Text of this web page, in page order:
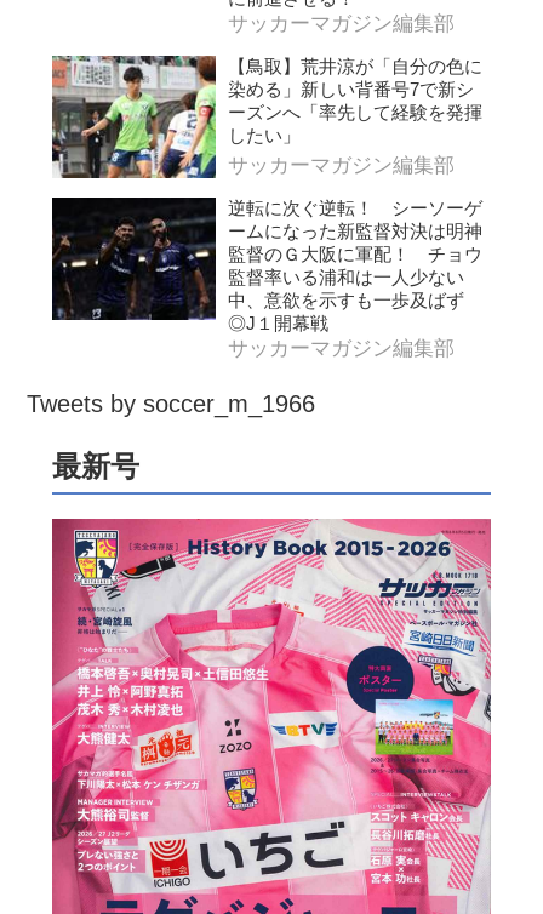
サッカーマガジン編集部
【鳥取】荒井涼が「自分の色に
染める」新しい背番号7で新シ
ーズンへ「率先して経験を発揮
したい」
サッカーマガジン編集部
逆転に次ぐ逆転！ シーソーゲ
ームになった新監督対決は明神
監督のＧ大阪に軍配！ チョウ
監督率いる浦和は一人少ない
中、意欲を示すも一歩及ばず
◎J１開幕戦
サッカーマガジン編集部
Tweets by soccer_m_1966
最新号